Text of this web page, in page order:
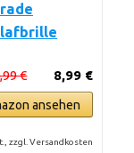
8,99 €
€
ansehen
zzgl. Versandkosten